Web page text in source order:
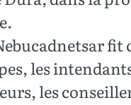
fit
les
les